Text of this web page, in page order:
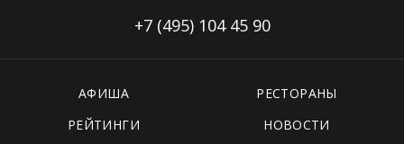
+7 (495) 104 45 90
АФИША
РЕСТОРАНЫ
РЕЙТИНГИ
НОВОСТИ